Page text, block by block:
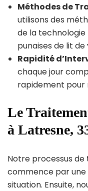
Méthodes de
utilisons des
de la
punaises de lit
Rapidité
chaque jour
rapidement pour
Le
à Latresne,
Notre processus
commence par
situation. Ensuite,